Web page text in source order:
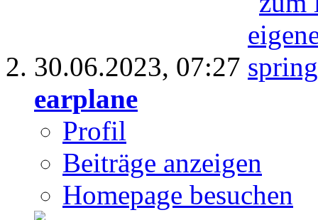
30.06.2023, 07:27
earplane
Profil
Beiträge anzeigen
Homepage besuchen